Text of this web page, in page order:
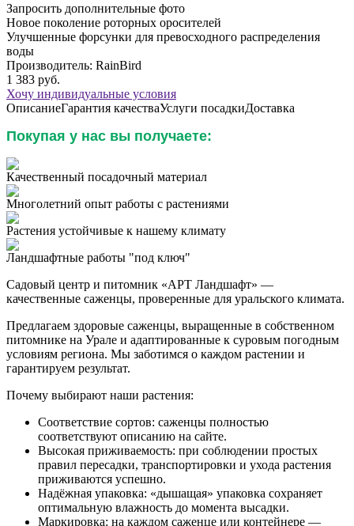
Запросить дополнительные фото
Новое поколение роторных оросителей
Улучшенные форсунки для превосходного распределения
воды
Производитель: RainBird
1 383 руб.
Хочу индивидуальные условия
ОписаниеГарантия качестваУслуги посадкиДоставка
Покупая у нас вы получаете:
Качественный посадочный материал
Многолетний опыт работы с растениями
Растения устойчивые к нашему климату
Ландшафтные работы "под ключ"
Садовый центр и питомник «АРТ Ландшафт» —
качественные саженцы, проверенные для уральского климата.
Предлагаем здоровые саженцы, выращенные в собственном
питомнике на Урале и адаптированные к суровым погодным
условиям региона. Мы заботимся о каждом растении и
гарантируем результат.
Почему выбирают наши растения:
Соответствие сортов: саженцы полностью
соответствуют описанию на сайте.
Высокая приживаемость: при соблюдении простых
правил пересадки, транспортировки и ухода растения
приживаются успешно.
Надёжная упаковка: «дышащая» упаковка сохраняет
оптимальную влажность до момента высадки.
Маркировка: на каждом саженце или контейнере —